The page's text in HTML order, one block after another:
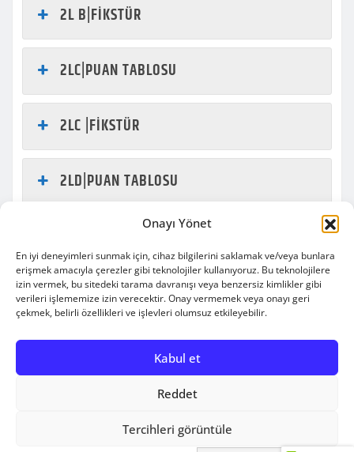
Onayı Yönet
En iyi deneyimleri sunmak için, cihaz bilgilerini saklamak ve/veya bunlara
erişmek amacıyla çerezler gibi teknolojiler kullanıyoruz. Bu teknolojilere
izin vermek, bu sitedeki tarama davranışı veya benzersiz kimlikler gibi
verileri işlememize izin verecektir. Onay vermemek veya onayı geri
çekmek, belirli özellikleri ve işlevleri olumsuz etkileyebilir.
Kabul et
Reddet
Tercihleri görüntüle
2L B|FİKSTÜR
2LC|PUAN TABLOSU
2LC |FİKSTÜR
2LD|PUAN TABLOSU
Copyright © 2010-2025 | engelsizbasket | All rights
reserved.|NewsiobyThemeArile
KİMİZ
ULAŞIN